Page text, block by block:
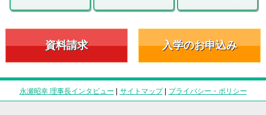
資料請求 入学のお申込み
永瀬昭幸 理事長インタビュー | サイトマップ| プライバシー・ポリシー